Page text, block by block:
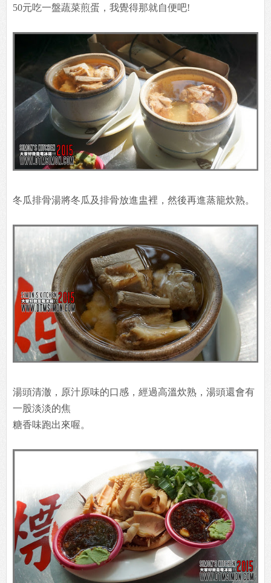
50元吃一盤蔬菜煎蛋，我覺得那就自便吧!
冬瓜排骨湯將冬瓜及排骨放進盅裡，然後再進蒸籠炊熟。
湯頭清澈，原汁原味的口感，經過高溫炊熟，湯頭還會有
一股淡淡的焦
糖香味跑出來喔。